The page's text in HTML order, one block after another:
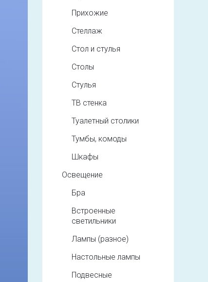
Прихожие
Стеллаж
Стол и стулья
Столы
Стулья
ТВ стенка
Туалетный столики
Тумбы, комоды
Шкафы
Освещение
Бра
Встроенные
светильники
Лампы (разное)
Настольные лампы
Подвесные